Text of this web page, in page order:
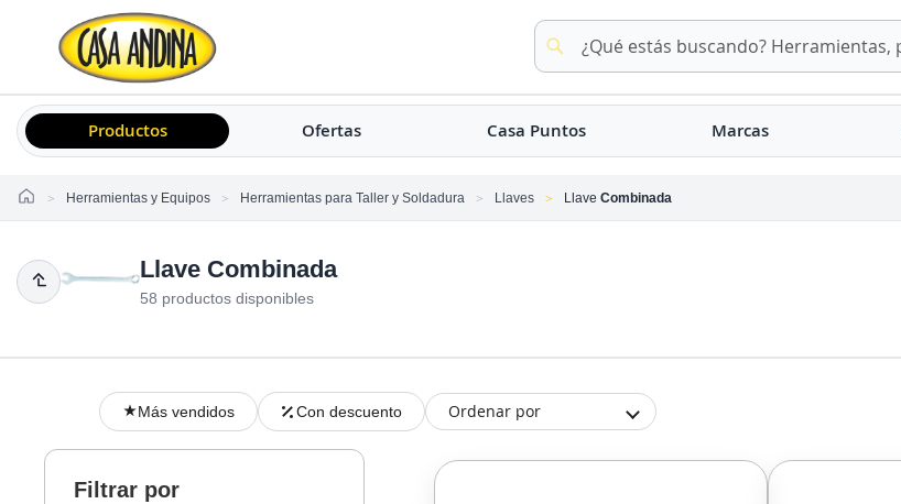
Buscar
Buscar
Productos Ofertas Casa Puntos Marcas
HomeHerramientas y Equipos Herramientas para Taller y Soldadura Llaves Llave Combinada
Llave Combinada
58 productos disponibles
Más vendidos Con descuento Ordenar por
Filtrar por